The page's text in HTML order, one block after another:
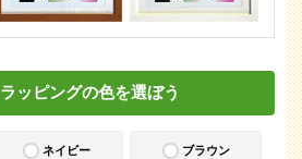
ラッピングの色を選ぼう
ネイビー ブラウン